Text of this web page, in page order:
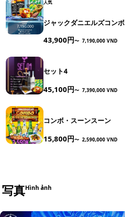
人気
ジャックダニエルズコンボ
43,900円〜 7,190,000 VND
セット4
45,100円〜 7,390,000 VND
コンボ・スーンスーン
15,800円〜 2,590,000 VND
写真Hình ảnh